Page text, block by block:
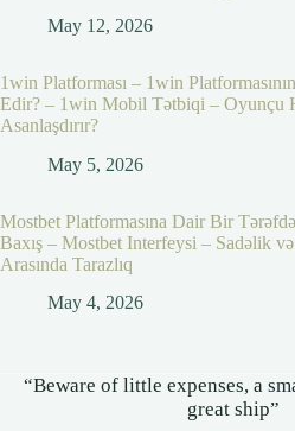
May 12, 2026
1win Platforması – 1win
Edir? – 1win Mobil Tətbiqi – Oyunçu
Asanlaşdırır?
May 5, 2026
Mostbet Platformasına Dair Bir
Baxış – Mostbet Interfeysi – Sadəlik
Arasında Tarazlıq
May 4, 2026
“Beware of little expenses, a
great ship”